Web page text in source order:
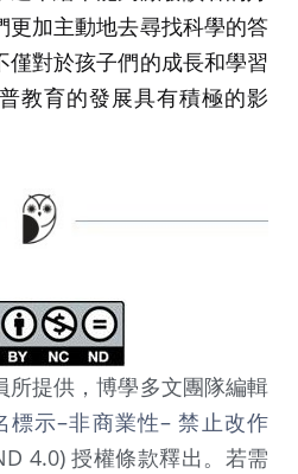
更加主動地去尋找科學的答
僅對於孩子們的成長和學習
教育的發展具有積極的影
所提供，博學多文團隊編輯
標示–非商業性– 禁止改作
4.0) 授權條款釋出。若需